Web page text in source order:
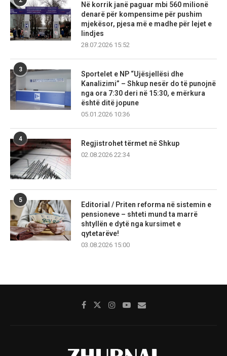
Në korrik janë paguar mbi 560 milionë
denarë për kompensime për pushim
mjekësor, pjesa më e madhe për lejet e
lindjes
28.07.2026 15:52
3
Sportelet e NP “Ujësjellësi dhe
Kanalizimi” – Shkup nesër do të punojnë
nga ora 7:30 deri në 15:30, e mërkura
është ditë jopune
05.01.2026 10:36
4
Regjistrohet tërmet në Shkup
02.08.2026 22:34
5
Editorial / Priten reforma në sistemin e
pensioneve – shteti mund ta marrë
shtyllën e dytë nga kursimet e
qytetarëve!
03.08.2026 15:00